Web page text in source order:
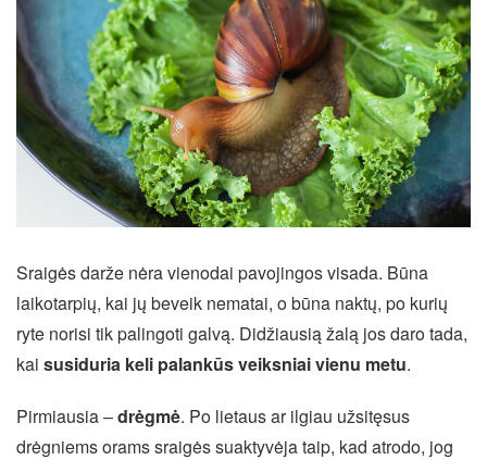
Sraigės darže nėra vienodai pavojingos visada. Būna
laikotarpių, kai jų beveik nematai, o būna naktų, po kurių
ryte norisi tik palingoti galvą. Didžiausią žalą jos daro tada,
kai susiduria keli palankūs veiksniai vienu metu.
Pirmiausia –drėgmė. Po lietaus ar ilgiau užsitęsus
drėgniems orams sraigės suaktyvėja taip, kad atrodo, jog